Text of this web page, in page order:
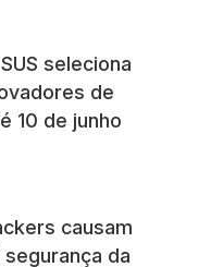
seleciona
de
10 de junho
causam
da